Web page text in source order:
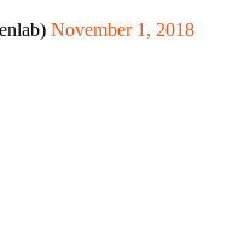
November 1, 2018